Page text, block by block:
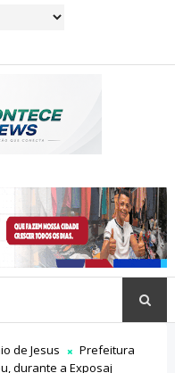
de Jesus
Prefeitura
durante a Exposaj